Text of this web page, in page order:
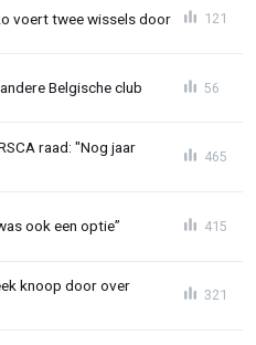
voert twee wissels door 121
Belgische club 56
raad: "Nog jaar
465
ook een optie” 415
knoop door over
321